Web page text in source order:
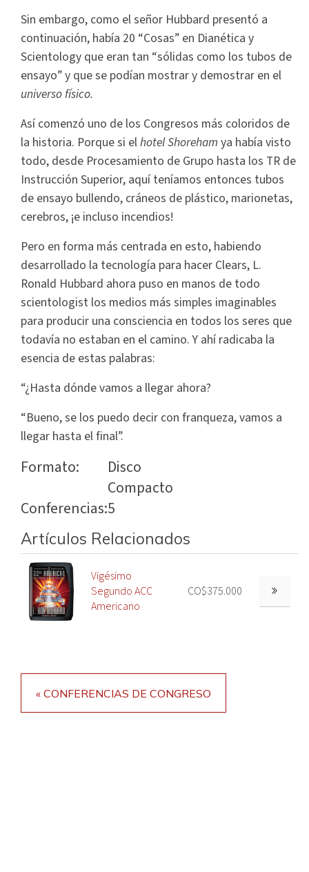
Sin embargo, como el señor Hubbard presentó a
continuación, había 20 “Cosas” en Dianética y
Scientology que eran tan “sólidas como los tubos de
ensayo” y que se podían mostrar y demostrar en el
universo físico.
Así comenzó uno de los Congresos más coloridos de
la historia. Porque si elhotel Shoreham ya había visto
todo, desde Procesamiento de Grupo hasta los TR de
Instrucción Superior, aquí teníamos entonces tubos
de ensayo bullendo, cráneos de plástico, marionetas,
cerebros, ¡e incluso incendios!
Pero en forma más centrada en esto, habiendo
desarrollado la tecnología para hacer Clears, L.
Ronald Hubbard ahora puso en manos de todo
scientologist los medios más simples imaginables
para producir una consciencia en todos los seres que
todavía no estaban en el camino. Y ahí radicaba la
esencia de estas palabras:
“¿Hasta dónde vamos a llegar ahora?
“Bueno, se los puedo decir con franqueza, vamos a
llegar hasta el final”.
Formato:
Disco
Compacto
Conferencias:5
Artículos Relacionados
Vigésimo
Segundo ACC
Americano
CO$375.000
« CONFERENCIAS DE CONGRESO